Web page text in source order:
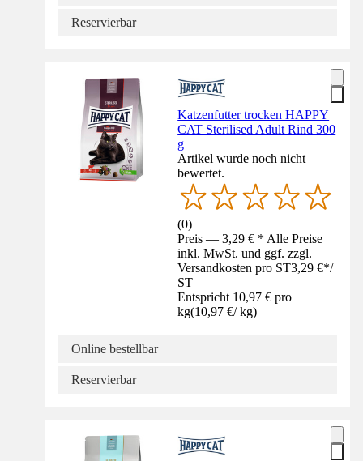
Reservierbar
Katzenfutter trocken HAPPY
CAT Sterilised Adult Rind 300
g
Artikel wurde noch nicht
bewertet.
(0)
Preis — 3,29 € * Alle Preise
inkl. MwSt. und ggf. zzgl.
Versandkosten pro ST3,29 €*/
ST
Entspricht 10,97 € pro
kg(10,97 €/ kg)
Online bestellbar
Reservierbar